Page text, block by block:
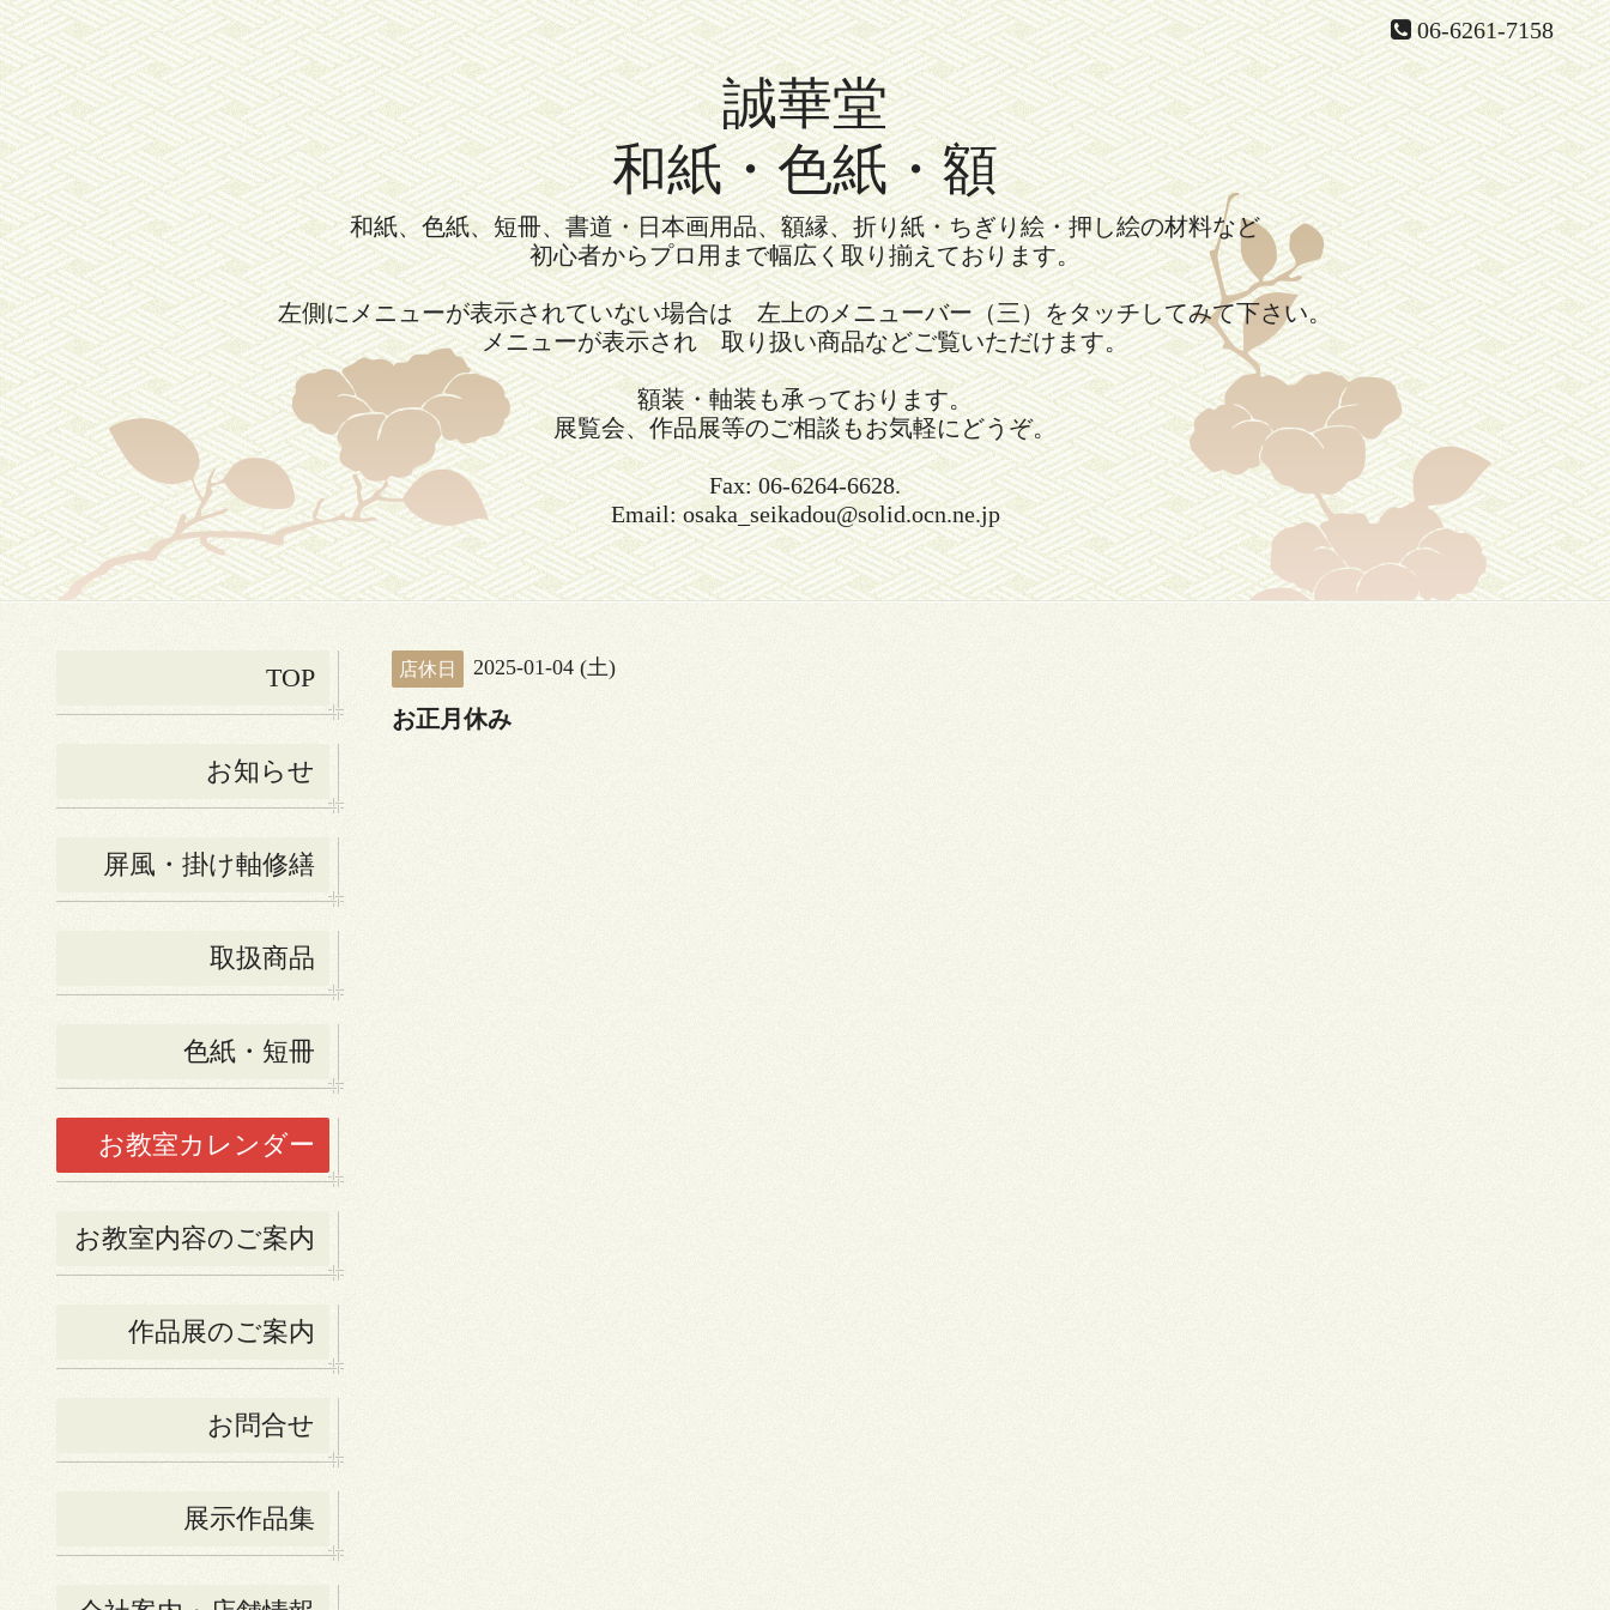
06-6261-7158
誠華堂
和紙・色紙・額
和紙、色紙、短冊、書道・日本画用品、額縁、折り紙・ちぎり絵・押し絵の材料など
初心者からプロ用まで幅広く取り揃えております。
左側にメニューが表示されていない場合は 左上のメニューバー（三）をタッチしてみて下さい。
メニューが表示され 取り扱い商品などご覧いただけます。
額装・軸装も承っております。
展覧会、作品展等のご相談もお気軽にどうぞ。
Fax: 06-6264-6628.
Email: osaka_seikadou@solid.ocn.ne.jp
TOP
お知らせ
屏風・掛け軸修繕
取扱商品
色紙・短冊
お教室カレンダー
お教室内容のご案内
作品展のご案内
お問合せ
展示作品集
店休日 2025-01-04 (土)
お正月休み